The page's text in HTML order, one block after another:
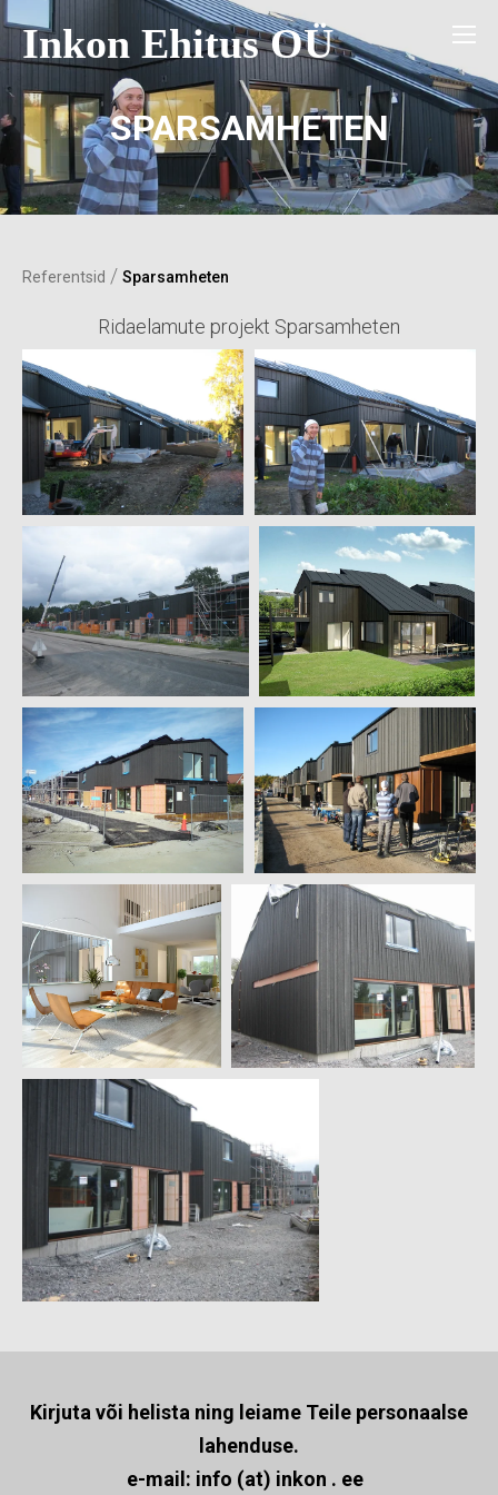
Inkon Ehitus OÜ
SPARSAMHETEN
Referentsid / Sparsamheten
Ridaelamute projekt Sparsamheten
Kirjuta või helista ning leiame Teile personaalse
lahenduse.
e-mail: info (at) inkon . ee